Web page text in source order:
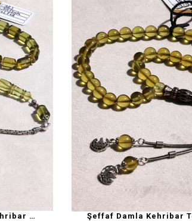
Şeffaf Damla Kehribar Tesbih